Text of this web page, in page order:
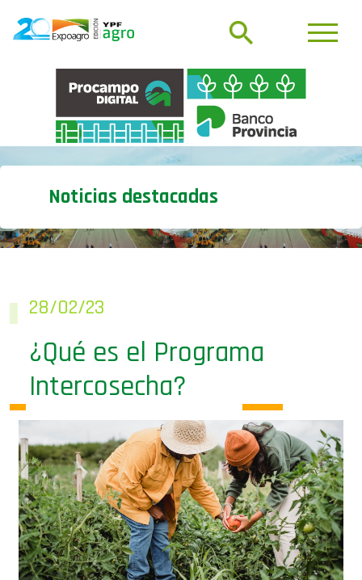
Noticias destacadas
28/02/23
¿Qué es el Programa
Intercosecha?